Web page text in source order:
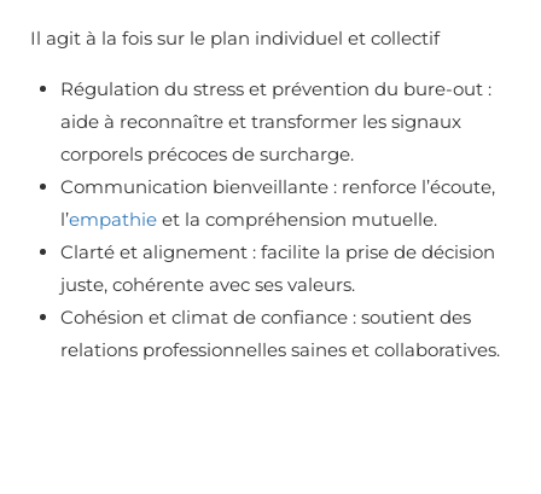
Il agit à la fois sur le plan individuel et collectif
Régulation du stress et prévention du bure-out :
aide à reconnaître et transformer les signaux
corporels précoces de surcharge.
Communication bienveillante : renforce l’écoute,
l’empathie et la compréhension mutuelle.
Clarté et alignement : facilite la prise de décision
juste, cohérente avec ses valeurs.
Cohésion et climat de confiance : soutient des
relations professionnelles saines et collaboratives.